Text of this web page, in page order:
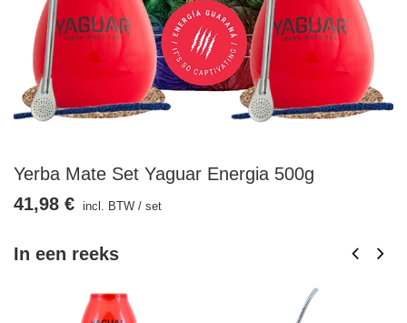
Yerba Mate Set Yaguar Energia 500g
In een reeks
41,98 € incl. BTW / set